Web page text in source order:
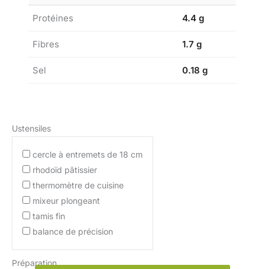
Protéines 4.4 g
Fibres 1.7 g
Sel 0.18 g
Ustensiles
cercle à entremets de 18 cm
rhodoïd pâtissier
thermomètre de cuisine
mixeur plongeant
tamis fin
balance de précision
Préparation